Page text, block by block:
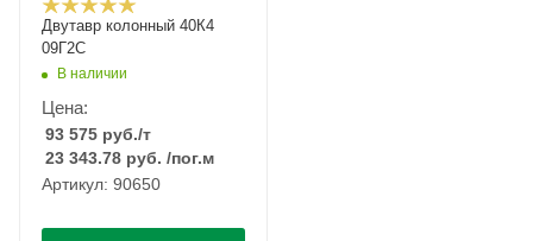
Двутавр колонный 40К4
09Г2С
В наличии
Цена:
93 575 руб./т
23 343.78 руб. /пог.м
Артикул: 90650